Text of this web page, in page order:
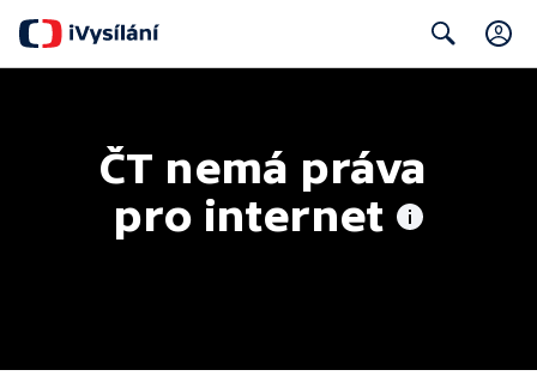
ČT nemá práva
pro internet